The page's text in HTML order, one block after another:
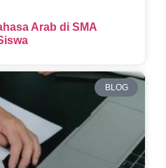
Arab di SMA
BLOG